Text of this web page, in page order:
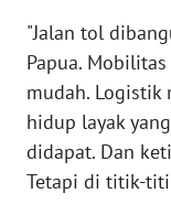
"Jalan tol
Papua.
mudah. Logistik
hidup layak
didapat. Dan
Tetapi di titik-
WN
BABEL
WN
SUMBAR